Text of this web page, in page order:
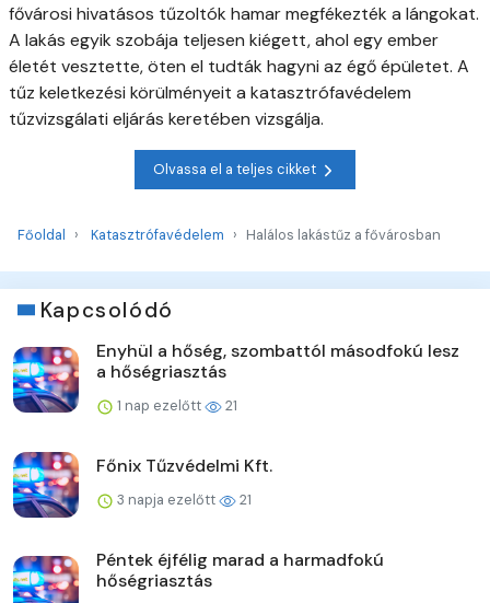
fővárosi hivatásos tűzoltók hamar megfékezték a lángokat.
A lakás egyik szobája teljesen kiégett, ahol egy ember
életét vesztette, öten el tudták hagyni az égő épületet. A
tűz keletkezési körülményeit a katasztrófavédelem
tűzvizsgálati eljárás keretében vizsgálja.
Olvassa el a teljes cikket
Főoldal Katasztrófavédelem Halálos lakástűz a fővárosban
Kapcsolódó
Enyhül a hőség, szombattól másodfokú lesz
a hőségriasztás
1 nap ezelőtt 21
Főnix Tűzvédelmi Kft.
3 napja ezelőtt 21
Péntek éjfélig marad a harmadfokú
hőségriasztás